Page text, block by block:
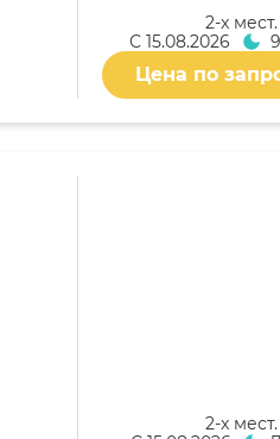
2-x
С 15.08.2026
Цена по
2-x